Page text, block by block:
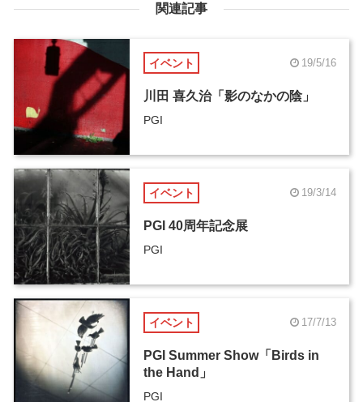
関連記事
イベント 19/5/16
川田 喜久治「影のなかの陰」
PGI
イベント 19/3/14
PGI 40周年記念展
PGI
イベント 17/7/13
PGI Summer Show「Birds in
the Hand」
PGI